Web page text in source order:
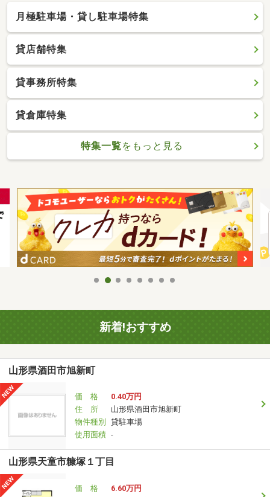
月極駐車場・貸し駐車場特集
貸店舗特集
貸事務所特集
貸倉庫特集
特集一覧をもっと見る
新着!おすすめ
山形県酒田市旭新町
価 格
0.40万円
住 所
山形県酒田市旭新町
物件種別
貸駐車場
使用面積 -
山形県天童市糠塚１丁目
価 格
6.60万円